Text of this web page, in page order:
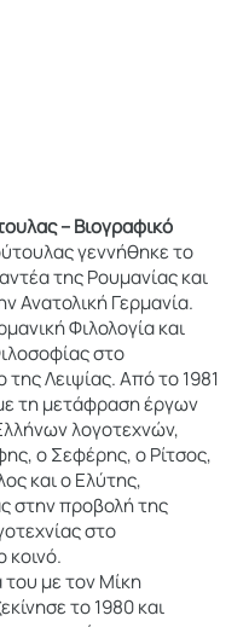
– Βιογραφικό
γεννήθηκε το
της Ρουμανίας και
Ανατολική Γερμανία.
Φιλολογία και
στο
της Λειψίας. Από το 1981
τη μετάφραση έργων
λογοτεχνών,
ο Σεφέρης, ο Ρίτσος,
και ο Ελύτης,
στην προβολή της
στο
του με τον Μίκη
το 1980 και